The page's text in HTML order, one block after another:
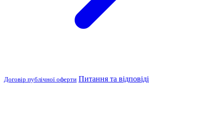
Договір публічної оферти Питання та відповіді